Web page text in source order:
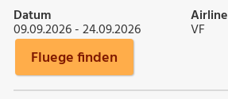
Datum
09.09.2026 - 24.09.2026
Airline
VF
Fluege finden